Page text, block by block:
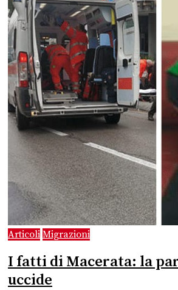
Articoli Migrazioni
I fatti di Macerata: la
uccide